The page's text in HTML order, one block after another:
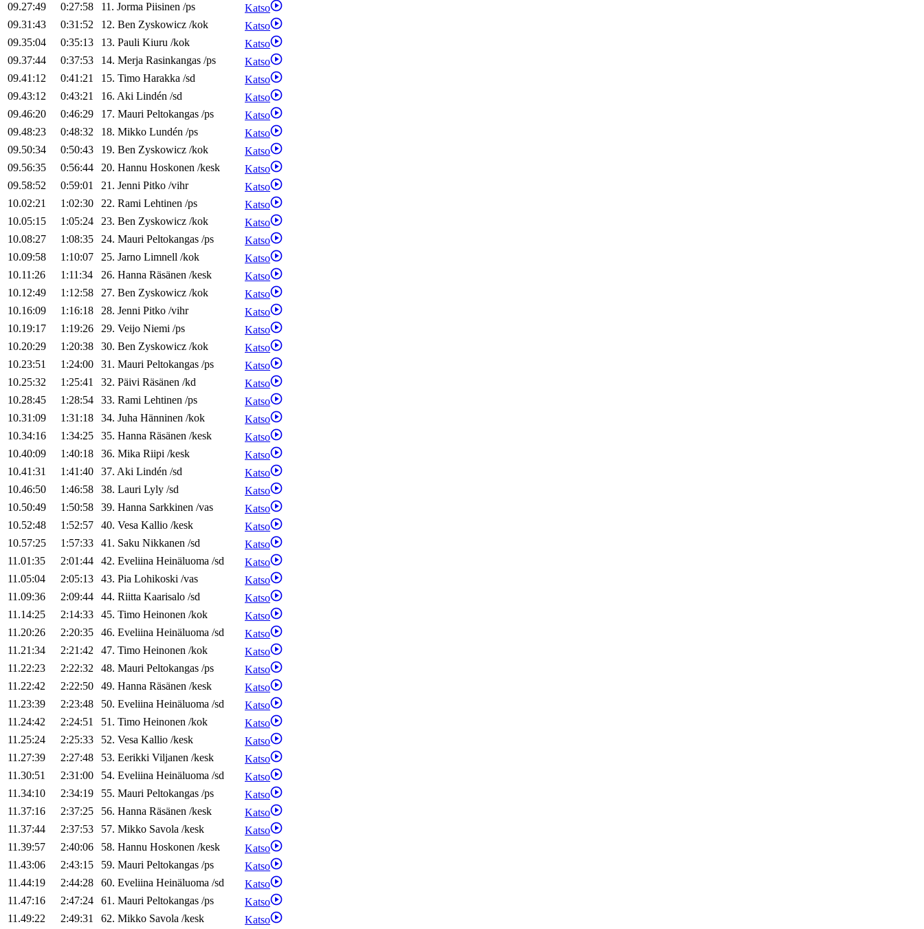
09.27:49
0:27:58 11. Jorma Piisinen /ps
Katso
09.31:43
0:31:52 12. Ben Zyskowicz /kok
Katso
09.35:04
0:35:13 13. Pauli Kiuru /kok
Katso
09.37:44
0:37:53 14. Merja Rasinkangas /ps
Katso
09.41:12
0:41:21 15. Timo Harakka /sd
Katso
09.43:12
0:43:21 16. Aki Lindén /sd
Katso
09.46:20
0:46:29 17. Mauri Peltokangas /ps
Katso
09.48:23
0:48:32 18. Mikko Lundén /ps
Katso
09.50:34
0:50:43 19. Ben Zyskowicz /kok
Katso
09.56:35
0:56:44 20. Hannu Hoskonen /kesk
Katso
09.58:52
0:59:01 21. Jenni Pitko /vihr
Katso
10.02:21
1:02:30 22. Rami Lehtinen /ps
Katso
10.05:15
1:05:24 23. Ben Zyskowicz /kok
Katso
10.08:27
1:08:35 24. Mauri Peltokangas /ps
Katso
10.09:58
1:10:07 25. Jarno Limnell /kok
Katso
10.11:26
1:11:34 26. Hanna Räsänen /kesk
Katso
10.12:49
1:12:58 27. Ben Zyskowicz /kok
Katso
10.16:09
1:16:18 28. Jenni Pitko /vihr
Katso
10.19:17
1:19:26 29. Veijo Niemi /ps
Katso
10.20:29
1:20:38 30. Ben Zyskowicz /kok
Katso
10.23:51
1:24:00 31. Mauri Peltokangas /ps
Katso
10.25:32
1:25:41 32. Päivi Räsänen /kd
Katso
10.28:45
1:28:54 33. Rami Lehtinen /ps
Katso
10.31:09
1:31:18 34. Juha Hänninen /kok
Katso
10.34:16
1:34:25 35. Hanna Räsänen /kesk
Katso
10.40:09
1:40:18 36. Mika Riipi /kesk
Katso
10.41:31
1:41:40 37. Aki Lindén /sd
Katso
10.46:50
1:46:58 38. Lauri Lyly /sd
Katso
10.50:49
1:50:58 39. Hanna Sarkkinen /vas
Katso
10.52:48
1:52:57 40. Vesa Kallio /kesk
Katso
10.57:25
1:57:33 41. Saku Nikkanen /sd
Katso
11.01:35
2:01:44 42. Eveliina Heinäluoma /sd
Katso
11.05:04
2:05:13 43. Pia Lohikoski /vas
Katso
11.09:36
2:09:44 44. Riitta Kaarisalo /sd
Katso
11.14:25
2:14:33 45. Timo Heinonen /kok
Katso
11.20:26
2:20:35 46. Eveliina Heinäluoma /sd
Katso
11.21:34
2:21:42 47. Timo Heinonen /kok
Katso
11.22:23
2:22:32 48. Mauri Peltokangas /ps
Katso
11.22:42
2:22:50 49. Hanna Räsänen /kesk
Katso
11.23:39
2:23:48 50. Eveliina Heinäluoma /sd
Katso
11.24:42
2:24:51 51. Timo Heinonen /kok
Katso
11.25:24
2:25:33 52. Vesa Kallio /kesk
Katso
11.27:39
2:27:48 53. Eerikki Viljanen /kesk
Katso
11.30:51
2:31:00 54. Eveliina Heinäluoma /sd
Katso
11.34:10
2:34:19 55. Mauri Peltokangas /ps
Katso
11.37:16
2:37:25 56. Hanna Räsänen /kesk
Katso
11.37:44
2:37:53 57. Mikko Savola /kesk
Katso
11.39:57
2:40:06 58. Hannu Hoskonen /kesk
Katso
11.43:06
2:43:15 59. Mauri Peltokangas /ps
Katso
11.44:19
2:44:28 60. Eveliina Heinäluoma /sd
Katso
11.47:16
2:47:24 61. Mauri Peltokangas /ps
Katso
11.49:22
2:49:31 62. Mikko Savola /kesk
Katso